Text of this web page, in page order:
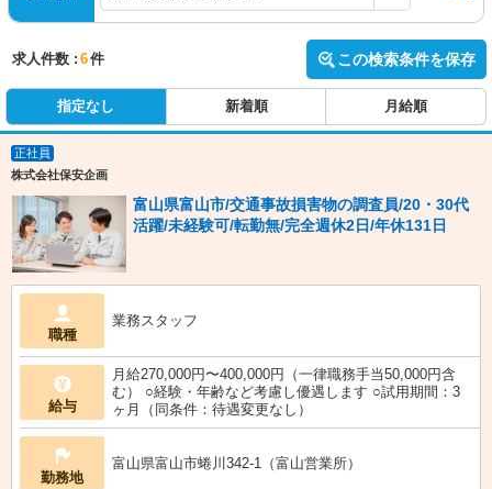
求人件数 : 6件 この検索条件を保存
指定なし 新着順 月給順
正社員
株式会社保安企画
富山県富山市/交通事故損害物の調査員/20・30代
活躍/未経験可/転勤無/完全週休2日/年休131日
職種
業務スタッフ
給与
月給270,000円〜400,000円（一律職務手当50,000円含
む） ○経験・年齢など考慮し優遇します ○試用期間：3
ヶ月（同条件：待遇変更なし）
勤務地
富山県富山市蜷川342-1（富山営業所）